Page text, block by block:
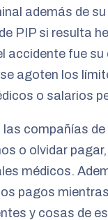
además de
PIP si resulta
accidente fue
agoten los
o salarios
las compañías
o olvidar
médicos.
pagos
y cosas de